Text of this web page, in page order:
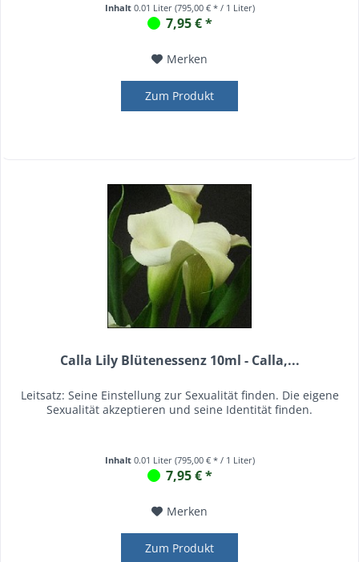
Inhalt 0.01 Liter (795,00 € * / 1 Liter)
7,95 € *
Merken
Zum Produkt
Calla Lily Blütenessenz 10ml - Calla,...
Leitsatz: Seine Einstellung zur Sexualität finden. Die eigene
Sexualität akzeptieren und seine Identität finden.
Inhalt 0.01 Liter (795,00 € * / 1 Liter)
7,95 € *
Merken
Zum Produkt